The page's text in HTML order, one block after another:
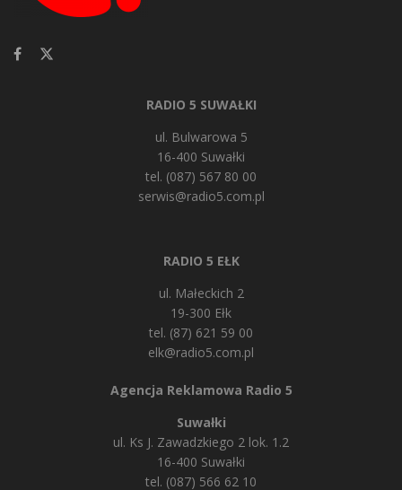
RADIO 5 SUWAŁKI
ul. Bulwarowa 5
16-400 Suwałki
tel. (087) 567 80 00
serwis@radio5.com.pl
RADIO 5 EŁK
ul. Małeckich 2
19-300 Ełk
tel. (87) 621 59 00
elk@radio5.com.pl
Agencja Reklamowa Radio 5
Suwałki
ul. Ks J. Zawadzkiego 2 lok. 1.2
16-400 Suwałki
tel. (087) 566 62 10